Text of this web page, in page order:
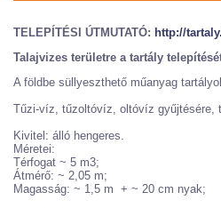
TELEPÍTÉSI ÚTMUTATÓ: http://
Talajvizes területre a tartály
A földbe süllyeszthető műanyag
Tűzi-víz, tűzoltóvíz, oltóvíz gyűjtésére,
Kivitel: álló hengeres.
Méretei:
Térfogat ~ 5 m3;
Átmérő: ~ 2,05 m;
Magasság: ~ 1,5 m + ~ 20 cm nyak;